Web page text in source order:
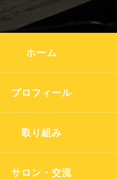
ホーム
プロフィール
取り組み
サロン・交流